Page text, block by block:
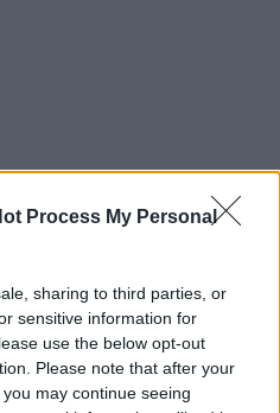
Process My Personal
sharing to third parties, or
sensitive information for
use the below opt-out
Please note that after your
may continue seeing
μονάδες ο Γενικός
0,06%, στα